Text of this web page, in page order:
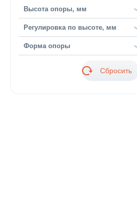
Высота опоры, мм
Регулировка по высоте, мм
Форма опоры
Сбросить